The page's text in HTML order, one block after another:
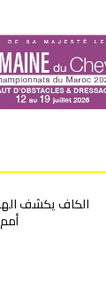
الكاف يكشف